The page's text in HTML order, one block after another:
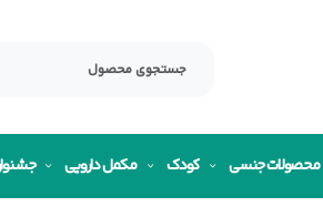
محصولات جنسی کودک مکمل دارویی